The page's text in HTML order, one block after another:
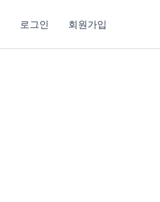
로그인 회원가입